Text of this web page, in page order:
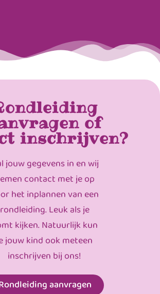
of
inschrijven?
jouw gegevens in en wij
contact met je op
het inplannen van een
rondleiding. Leuk als je
kijken. Natuurlijk kun
jouw kind ook meteen
inschrijven bij ons!
aanvragen